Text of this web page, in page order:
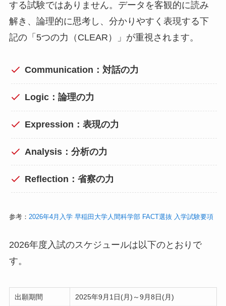
する試験ではありません。データを客観的に読み
解き、論理的に思考し、分かりやすく表現する下
記の「5つの力（CLEAR）」が重視されます。
Communication：対話の力
Logic：論理の力
Expression：表現の力
Analysis：分析の力
Reflection：省察の力
参考： 2026年4月入学 早稲田大学人間科学部 FACT選抜 入学試験要項
2026年度入試のスケジュールは以下のとおりで
す。
出願期間 2025年9月1日(月)～9月8日(月)